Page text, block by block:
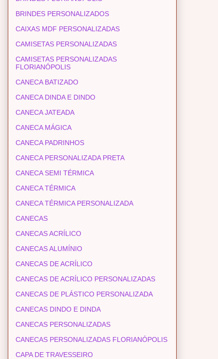
BRINDES PERSONALIZADOS
CAIXAS MDF PERSONALIZADAS
CAMISETAS PERSONALIZADAS
CAMISETAS PERSONALIZADAS
FLORIANÓPOLIS
CANECA BATIZADO
CANECA DINDA E DINDO
CANECA JATEADA
CANECA MÁGICA
CANECA PADRINHOS
CANECA PERSONALIZADA PRETA
CANECA SEMI TÉRMICA
CANECA TÉRMICA
CANECA TÉRMICA PERSONALIZADA
CANECAS
CANECAS ACRÍLICO
CANECAS ALUMÍNIO
CANECAS DE ACRÍLICO
CANECAS DE ACRÍLICO PERSONALIZADAS
CANECAS DE PLÁSTICO PERSONALIZADA
CANECAS DINDO E DINDA
CANECAS PERSONALIZADAS
CANECAS PERSONALIZADAS FLORIANÓPOLIS
CAPA DE TRAVESSEIRO